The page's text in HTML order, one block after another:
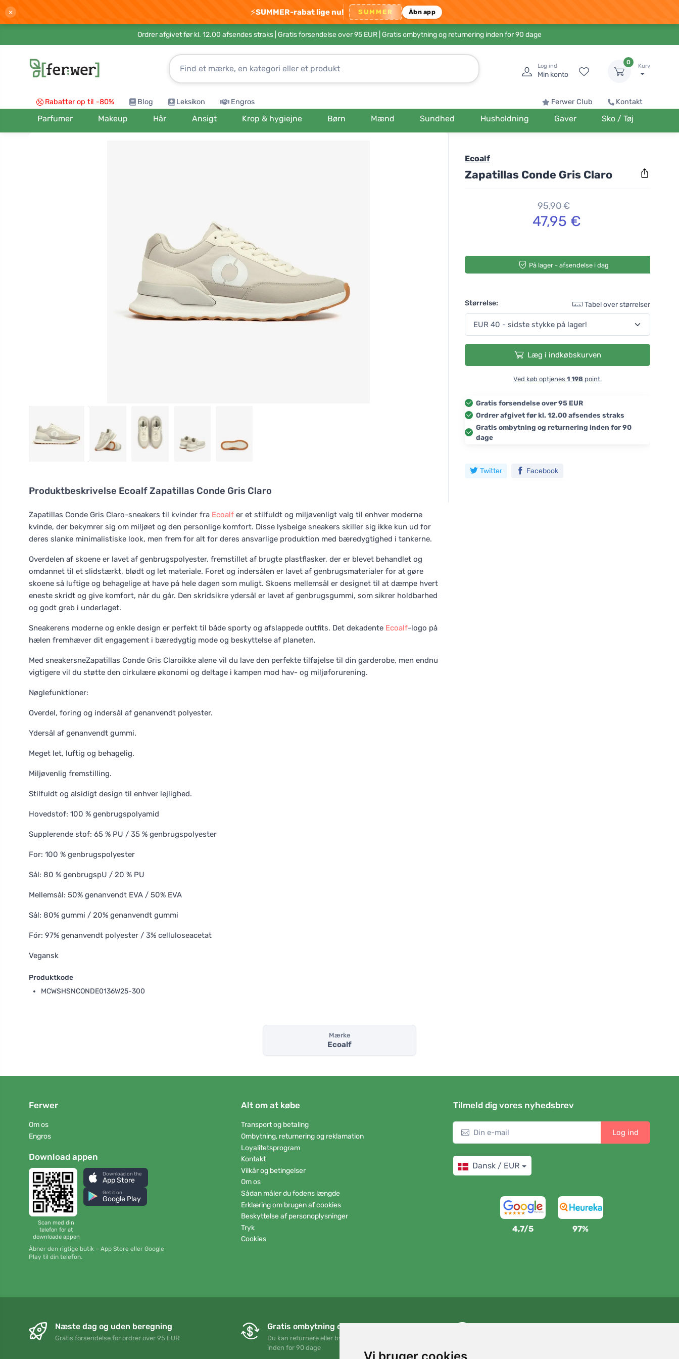
× ⚡SUMMER-rabat lige nu! SUMMER Åbn app
Ordrer afgivet før kl. 12.00 afsendes straks | Gratis forsendelse over 95 EUR | Gratis ombytning og returnering inden for 90 dage
Log ind
Min konto
0
Kurv
Rabatter op til -80% Blog Leksikon Engros Ferwer Club Kontakt
Parfumer Makeup Hår Ansigt Krop & hygiejne Børn Mænd Sundhed Husholdning Gaver Sko / Tøj
Produktbeskrivelse Ecoalf Zapatillas Conde Gris Claro
Zapatillas Conde Gris Claro-sneakers til kvinder fra Ecoalf er et stilfuldt og miljøvenligt valg til enhver moderne
kvinde, der bekymrer sig om miljøet og den personlige komfort. Disse lysbeige sneakers skiller sig ikke kun ud for
deres slanke minimalistiske look, men frem for alt for deres ansvarlige produktion med bæredygtighed i tankerne.
Overdelen af skoene er lavet af genbrugspolyester, fremstillet af brugte plastflasker, der er blevet behandlet og
omdannet til et slidstærkt, blødt og let materiale. Foret og indersålen er lavet af genbrugsmaterialer for at gøre
skoene så luftige og behagelige at have på hele dagen som muligt. Skoens mellemsål er designet til at dæmpe hvert
eneste skridt og give komfort, når du går. Den skridsikre ydersål er lavet af genbrugsgummi, som sikrer holdbarhed
og godt greb i underlaget.
Sneakerens moderne og enkle design er perfekt til både sporty og afslappede outfits. Det dekadente Ecoalf-logo på
hælen fremhæver dit engagement i bæredygtig mode og beskyttelse af planeten.
Med sneakersneZapatillas Conde Gris Claroikke alene vil du lave den perfekte tilføjelse til din garderobe, men endnu
vigtigere vil du støtte den cirkulære økonomi og deltage i kampen mod hav- og miljøforurening.
Nøglefunktioner:
Overdel, foring og indersål af genanvendt polyester.
Ydersål af genanvendt gummi.
Meget let, luftig og behagelig.
Miljøvenlig fremstilling.
Stilfuldt og alsidigt design til enhver lejlighed.
Hovedstof: 100 % genbrugspolyamid
Supplerende stof: 65 % PU / 35 % genbrugspolyester
For: 100 % genbrugspolyester
Sål: 80 % genbrugspU / 20 % PU
Mellemsål: 50% genanvendt EVA / 50% EVA
Sål: 80% gummi / 20% genanvendt gummi
Fór: 97% genanvendt polyester / 3% celluloseacetat
Vegansk
Produktkode
MCWSHSNCONDE0136W25-300
Ecoalf
Zapatillas Conde Gris Claro
95,90 €
47,95 €
På lager - afsendelse i dag
Størrelse: Tabel over størrelser
Læg i indkøbskurven
Ved køb optjenes 1 198 point.
Gratis forsendelse over 95 EUR
Ordrer afgivet før kl. 12.00 afsendes straks
Gratis ombytning og returnering inden for 90
dage
Twitter Facebook
Mærke
Ecoalf
Ferwer
Om os
Engros
Download appen
Scan med din
telefon for at
downloade appen
Download on the
App Store
Get it on
Google Play
Åbner den rigtige butik – App Store eller Google
Play til din telefon.
Alt om at købe
Transport og betaling
Ombytning, returnering og reklamation
Loyalitetsprogram
Kontakt
Vilkår og betingelser
Om os
Sådan måler du fodens længde
Erklæring om brugen af cookies
Beskyttelse af personoplysninger
Tryk
Cookies
Tilmeld dig vores nyhedsbrev
Log ind
Dansk / EUR
4,7/5 97%
Næste dag og uden beregning
Gratis forsendelse for ordrer over 95 EUR
Gratis ombytning og returnering
Du kan returnere eller bytte din ordre når som helst
inden for 90 dage